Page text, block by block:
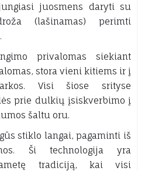
juosmens daryti su
(lašinamas) perimti
privalomas siekiant
stora vieni kitiems ir į
Visi šiose srityse
prie dulkių įsiskverbimo į
šaltu oru.
stiklo langai, pagaminti iš
Ši technologija yra
tradiciją, kai visi